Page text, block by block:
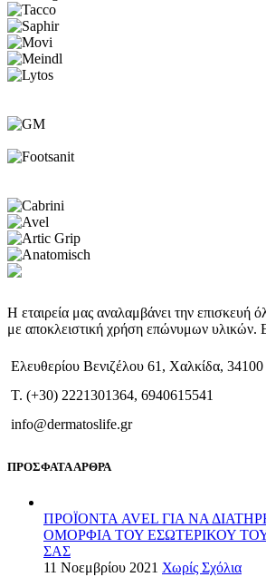
Η εταιρεία μας αναλαμβάνει την επισκευή
με αποκλειστική χρήση επώνυμων υλικών.
Ελευθερίου Βενιζέλου 61, Χαλκίδα, 34100
T. (+30) 2221301364, 6940615541
info@dermatoslife.gr
ΠΡΟΣΦΑΤΑ ΑΡΘΡΑ
ΠΡΟΪΟΝΤΑ AVEL ΓΙΑ ΝΑ
ΟΜΟΡΦΙΑ ΤΟΥ ΕΣΩΤΕΡΙΚΟΥ
ΣΑΣ
11 Νοεμβρίου 2021 Χωρίς Σχόλια